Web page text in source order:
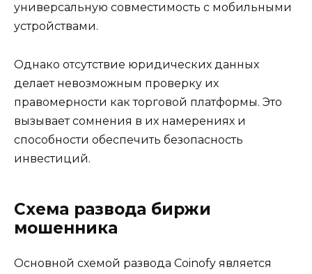
универсальную совместимость с мобильными
устройствами.
Однако отсутствие юридических данных
делает невозможным проверку их
правомерности как торговой платформы. Это
вызывает сомнения в их намерениях и
способности обеспечить безопасность
инвестиций.
Схема развода биржи
мошенника
Основной схемой развода Coinofy является